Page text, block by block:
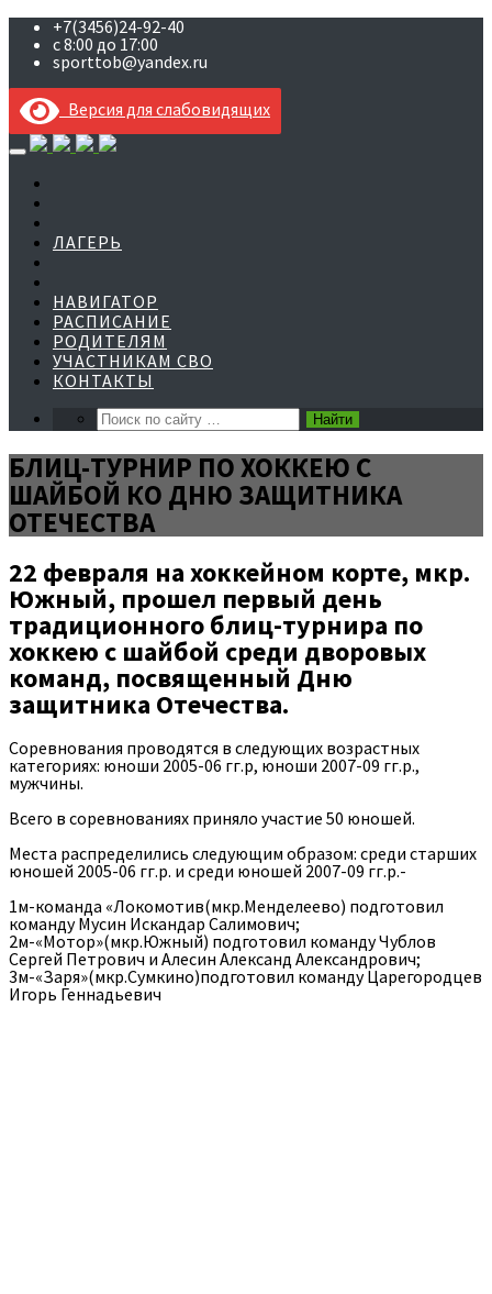
+7(3456)24-92-40
с 8:00 до 17:00
sporttob@yandex.ru
Версия для слабовидящих
Skip
to
content
ЛАГЕРЬ
НАВИГАТОР
РАСПИСАНИЕ
РОДИТЕЛЯМ
УЧАСТНИКАМ СВО
КОНТАКТЫ
БЛИЦ-ТУРНИР ПО ХОККЕЮ С
ШАЙБОЙ КО ДНЮ ЗАЩИТНИКА
ОТЕЧЕСТВА
22 февраля на хоккейном корте, мкр.
Южный, прошел первый день
традиционного блиц-турнира по
хоккею с шайбой среди дворовых
команд, посвященный Дню
защитника Отечества.
Соревнования проводятся в следующих возрастных
категориях: юноши 2005-06 гг.р, юноши 2007-09 гг.р.,
мужчины.
Всего в соревнованиях приняло участие 50 юношей.
Места распределились следующим образом: среди старших
юношей 2005-06 гг.р. и среди юношей 2007-09 гг.р.-
1м-команда «Локомотив(мкр.Менделеево) подготовил
команду Мусин Искандар Салимович;
2м-«Мотор»(мкр.Южный) подготовил команду Чублов
Сергей Петрович и Алесин Александ Александрович;
3м-«Заря»(мкр.Сумкино)подготовил команду Царегородцев
Игорь Геннадьевич